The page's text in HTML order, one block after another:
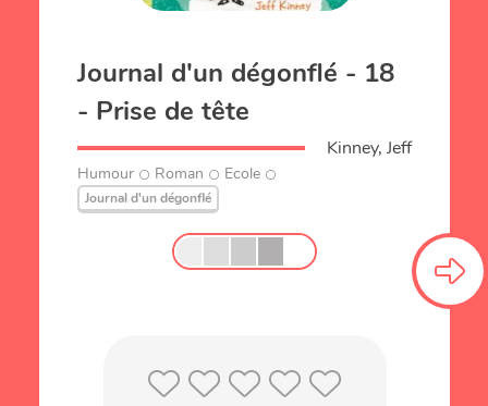
Journal d'un dégonflé - 18
- Prise de tête
Kinney, Jeff
Humour Roman Ecole
Journal d'un dégonflé